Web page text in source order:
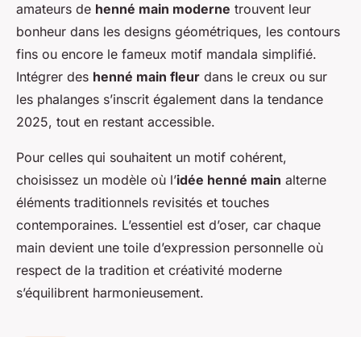
amateurs de henné main moderne trouvent leur
bonheur dans les designs géométriques, les contours
fins ou encore le fameux motif mandala simplifié.
Intégrer des henné main fleur dans le creux ou sur
les phalanges s’inscrit également dans la tendance
2025, tout en restant accessible.
Pour celles qui souhaitent un motif cohérent,
choisissez un modèle où l’idée henné main alterne
éléments traditionnels revisités et touches
contemporaines. L’essentiel est d’oser, car chaque
main devient une toile d’expression personnelle où
respect de la tradition et créativité moderne
s’équilibrent harmonieusement.